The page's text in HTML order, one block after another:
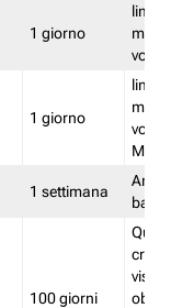
1 giorno
1 giorno
1 settimana
100 giorni